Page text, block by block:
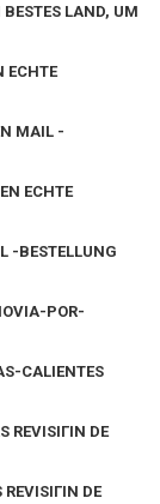
LAND, UM
ECHTE
MAIL -
ECHTE
-BESTELLUNG
POR-
CALIENTES
REVISIГІN DE
DE